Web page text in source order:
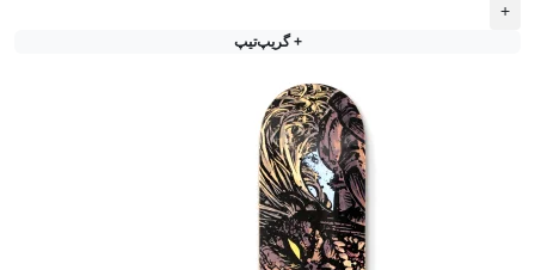
+
+ گریپ‌تیپ